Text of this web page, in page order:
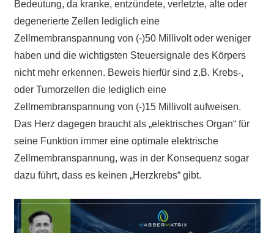
Bedeutung, da kranke, entzündete, verletzte, alte oder
degenerierte Zellen lediglich eine
Zellmembranspannung von (-)50 Millivolt oder weniger
haben und die wichtigsten Steuersignale des Körpers
nicht mehr erkennen. Beweis hierfür sind z.B. Krebs-,
oder Tumorzellen die lediglich eine
Zellmembranspannung von (-)15 Millivolt aufweisen.
Das Herz dagegen braucht als „elektrisches Organ“ für
seine Funktion immer eine optimale elektrische
Zellmembranspannung, was in der Konsequenz sogar
dazu führt, dass es keinen „Herzkrebs“ gibt.